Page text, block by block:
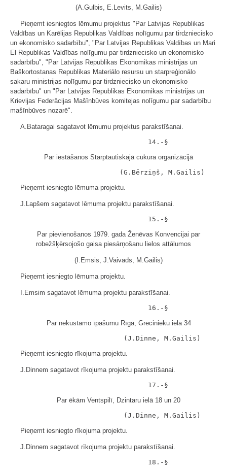
(A.Gulbis, E.Levits, M.Gailis)
Pieņemt iesniegtos lēmumu projektus "Par Latvijas Republikas
Valdības un Karēlijas Republikas Valdības nolīgumu par tirdzniecisko
un ekonomisko sadarbību", "Par Latvijas Republikas Valdības un Mari
El Republikas Valdības nolīgumu par tirdzniecisko un ekonomisko
sadarbību", "Par Latvijas Republikas Ekonomikas ministrijas un
Baškortostanas Republikas Materiālo resursu un starpreģionālo
sakaru ministrijas nolīgumu par tirdzniecisko un ekonomisko
sadarbību" un "Par Latvijas Republikas Ekonomikas ministrijas un
Krievijas Federācijas Mašīnbūves komitejas nolīgumu par sadarbību
mašīnbūves nozarē".
A.Bataragai sagatavot lēmumu projektus parakstīšanai.
Par iestāšanos Starptautiskajā cukura organizācijā
Pieņemt iesniegto lēmuma projektu.
J.Lapšem sagatavot lēmuma projektu parakstīšanai.
Par pievienošanos 1979. gada Ženēvas Konvencijai par
robežšķērsojošo gaisa piesārņošanu lielos attālumos
(I.Emsis, J.Vaivads, M.Gailis)
Pieņemt iesniegto lēmuma projektu.
I.Emsim sagatavot lēmuma projektu parakstīšanai.
Par nekustamo īpašumu Rīgā, Grēcinieku ielā 34
Pieņemt iesniegto rīkojuma projektu.
J.Dinnem sagatavot rīkojuma projektu parakstīšanai.
Par ēkām Ventspilī, Dzintaru ielā 18 un 20
Pieņemt iesniegto rīkojuma projektu.
J.Dinnem sagatavot rīkojuma projektu parakstīšanai.